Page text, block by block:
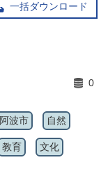
一括ダウンロード
0
阿波市 自然
教育 文化